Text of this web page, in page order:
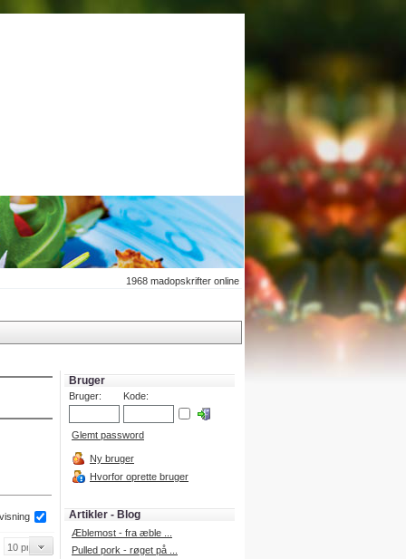
1968 madopskrifter online
Bruger
Bruger: Kode:
Glemt password
Ny bruger
Hvorfor oprette bruger
Artikler - Blog
Æblemost - fra æble ...
Pulled pork - røget på ...